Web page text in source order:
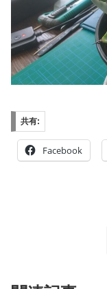
共有:
Facebook